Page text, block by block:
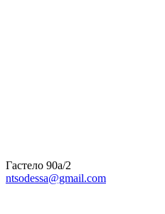
Гастело 90а/2
ntsodessa@gmail.com